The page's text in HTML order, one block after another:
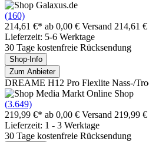
(160)
214,61 €* ab 0,00 € Versand 214,61
Lieferzeit: 5-6 Werktage
30 Tage kostenfreie Rücksendung
Shop-Info
Zum Anbieter
DREAME H12 Pro Flexlite Nass-/
(3.649)
219,99 €* ab 0,00 € Versand 219,99
Lieferzeit: 1 - 3 Werktage
30 Tage kostenfreie Rücksendung